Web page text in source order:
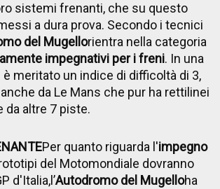
sistemi frenanti, che su questo
a dura prova. Secondo i tecnici
del Mugellorientra nella categoria
impegnativi per i freni. In una
è meritato un indice di difficoltà di 3,
da Le Mans che pur ha rettilinei
da altre 7 piste.
Per quanto riguarda l'impegno
del Motomondiale dovranno
d'Italia,l’Autodromo del Mugelloha